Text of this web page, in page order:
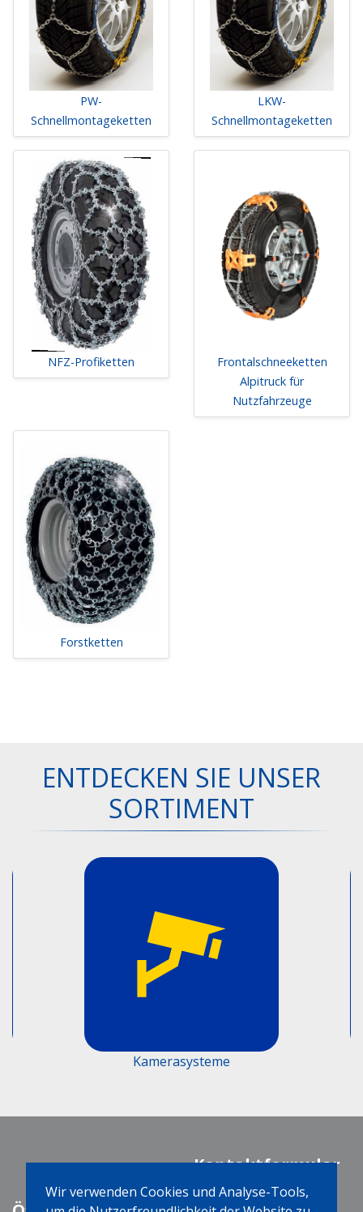
Wir verwenden Cookies und Analyse-Tools,
Prospekt zum blättern und downloaden:
Schneeketten-UNION_RUD_24_25_DE-FR.pdf
PW-
Schnellmontageketten
LKW-
Schnellmontageketten
NFZ-Profiketten
Frontalschneeketten
Alpitruck für
Nutzfahrzeuge
Forstketten
ENTDECKEN SIE UNSER
SORTIMENT
Kamerasysteme
Kontaktformular